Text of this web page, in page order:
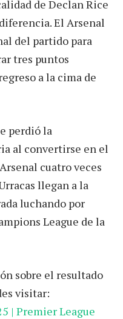
de Declan Rice
El Arsenal
del partido para
tres puntos
a la cima de
perdió la
al convertirse en el
cuatro veces
llegan a la
luchando por
League de la
sobre el resultado
visitar:
| Premier League